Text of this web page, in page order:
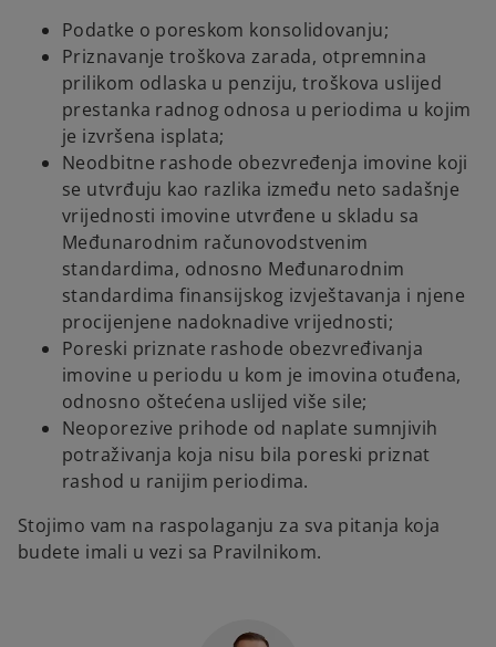
Podatke o poreskom konsolidovanju;
Priznavanje troškova zarada, otpremnina
prilikom odlaska u penziju, troškova uslijed
prestanka radnog odnosa u periodima u kojim
je izvršena isplata;
Neodbitne rashode obezvređenja imovine koji
se utvrđuju kao razlika između neto sadašnje
vrijednosti imovine utvrđene u skladu sa
Međunarodnim računovodstvenim
standardima, odnosno Međunarodnim
standardima finansijskog izvještavanja i njene
procijenjene nadoknadive vrijednosti;
Poreski priznate rashode obezvređivanja
imovine u periodu u kom je imovina otuđena,
odnosno oštećena uslijed više sile;
Neoporezive prihode od naplate sumnjivih
potraživanja koja nisu bila poreski priznat
rashod u ranijim periodima.
Stojimo vam na raspolaganju za sva pitanja koja
budete imali u vezi sa Pravilnikom.